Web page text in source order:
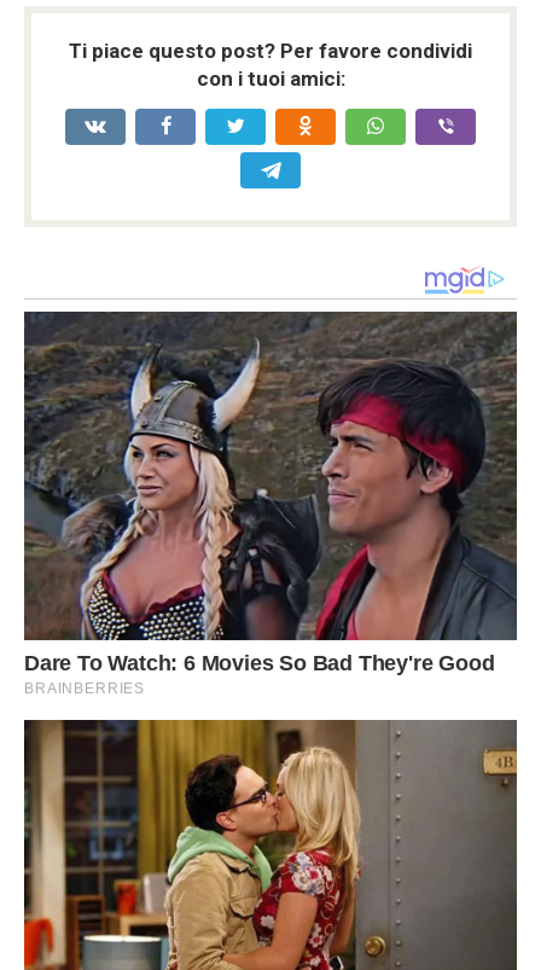
Ti piace questo post? Per favore condividi
con i tuoi amici: